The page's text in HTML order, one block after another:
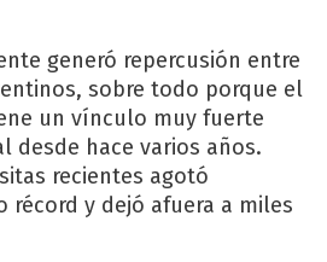
generó repercusión entre
sobre todo porque el
un vínculo muy fuerte
desde hace varios años.
recientes agotó
récord y dejó afuera a miles